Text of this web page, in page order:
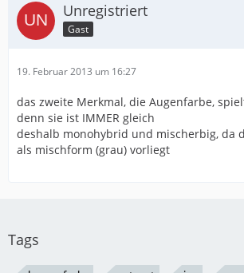
Unregistriert
Gast
19. Februar 2013 um 16:27
das zweite Merkmal, die Augenfarbe,
denn sie ist IMMER gleich
deshalb monohybrid und mischerbig, da
als mischform (grau) vorliegt
Tags